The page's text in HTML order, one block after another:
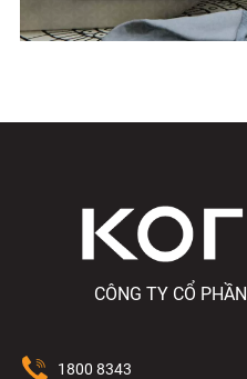
CÔNG TY CỔ
1800 8343